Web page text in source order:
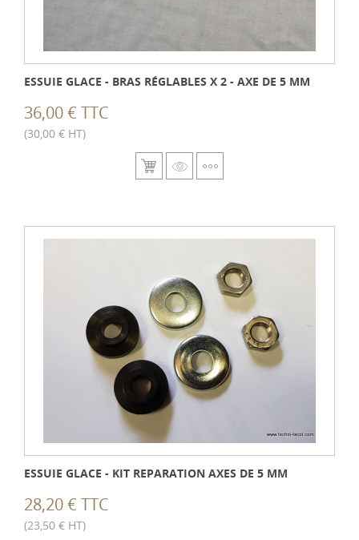
ESSUIE GLACE - BRAS RÉGLABLES X 2 - AXE DE 5 MM
36,00 € TTC
(30,00 € HT)
ESSUIE GLACE - KIT REPARATION AXES DE 5 MM
28,20 € TTC
(23,50 € HT)